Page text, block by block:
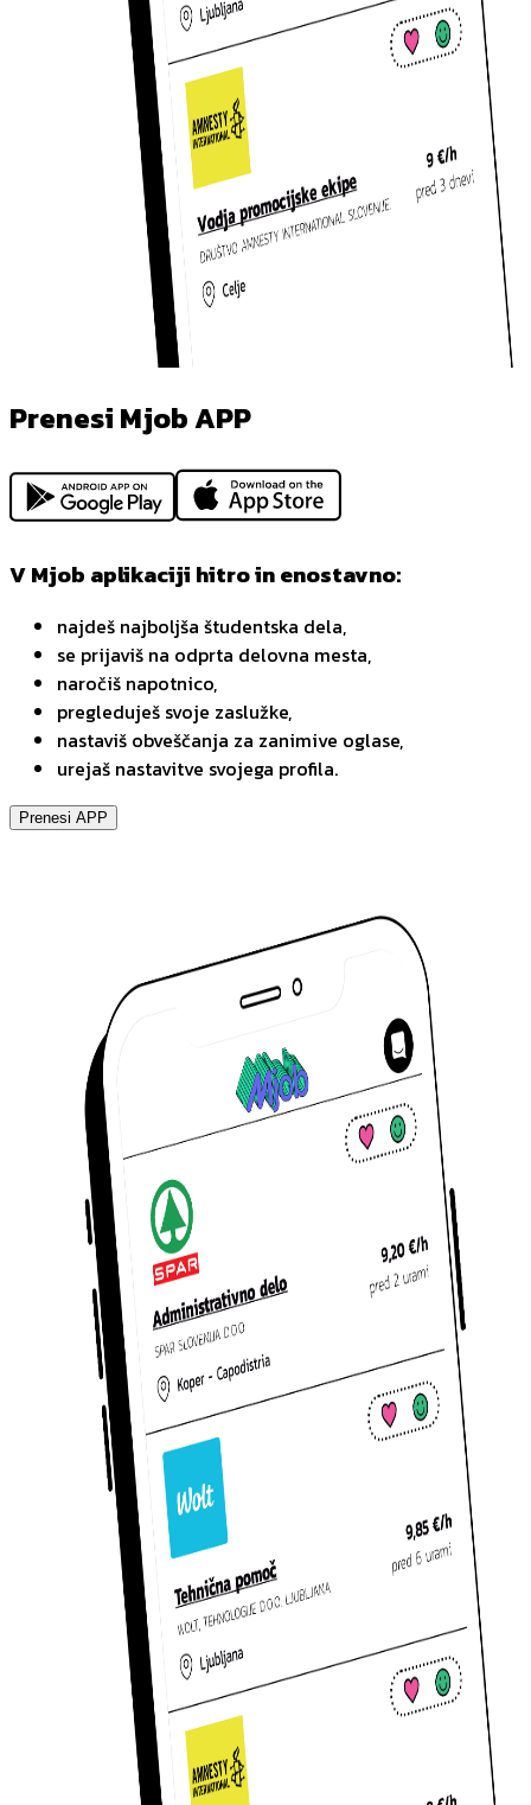
Prenesi Mjob APP
V Mjob aplikaciji hitro in enostavno:
najdeš najboljša študentska dela,
se prijaviš na odprta delovna mesta,
naročiš napotnico,
pregleduješ svoje zaslužke,
nastaviš obveščanja za zanimive oglase,
urejaš nastavitve svojega profila.
Prenesi APP